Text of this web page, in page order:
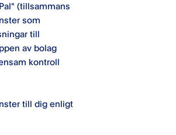
(tillsammans
som
till
av bolag
kontroll
till dig enligt